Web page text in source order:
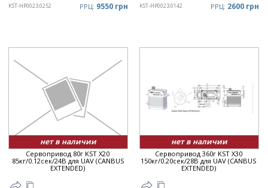
KST-HP0023.0252 РРЦ: 9550 грн KST-HP0023.0142 РРЦ: 2600 грн
нет в наличии
Сервопривод 80г KST X20
85кг/0.12сек/24В для UAV (CANBUS
EXTENDED)
нет в наличии
Сервопривод 360г KST X30
150кг/0.20сек/28В для UAV (CANBUS
EXTENDED)